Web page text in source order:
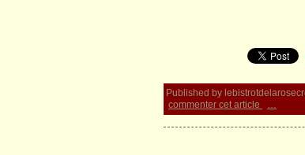
Published by
commenter cet article
…